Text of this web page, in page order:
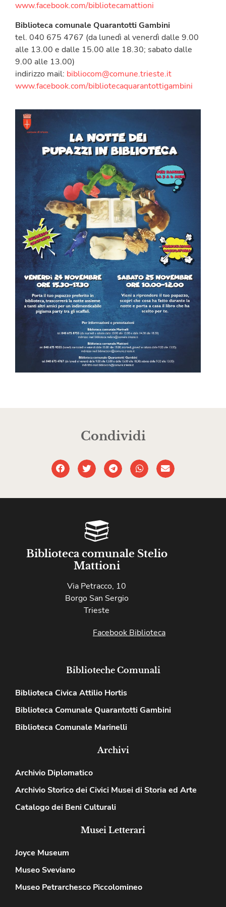
www.facebook.com/bibliotecamattioni
Biblioteca comunale Quarantotti Gambini
tel. 040 675 4767 (da lunedì al venerdì dalle 9.00
alle 13.00 e dalle 15.00 alle 18.30; sabato dalle
9.00 alle 13.00)
indirizzo mail: bibliocom@comune.trieste.it
www.facebook.com/bibliotecaquarantottigambini
Condividi
Biblioteca comunale Stelio
Mattioni
Via Petracco, 10
Borgo San Sergio
Trieste
Facebook Biblioteca
Biblioteche Comunali
Biblioteca Civica Attilio Hortis
Biblioteca Comunale Quarantotti Gambini
Biblioteca Comunale Marinelli
Archivi
Archivio Diplomatico
Archivio Storico dei Civici Musei di Storia ed Arte
Catalogo dei Beni Culturali
Musei Letterari
Joyce Museum
Museo Sveviano
Museo Petrarchesco Piccolomineo